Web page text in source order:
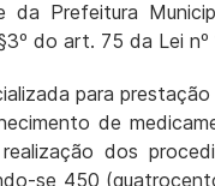
da Prefeitura
do art. 75 da Lei nº
para
de
dos
se 450